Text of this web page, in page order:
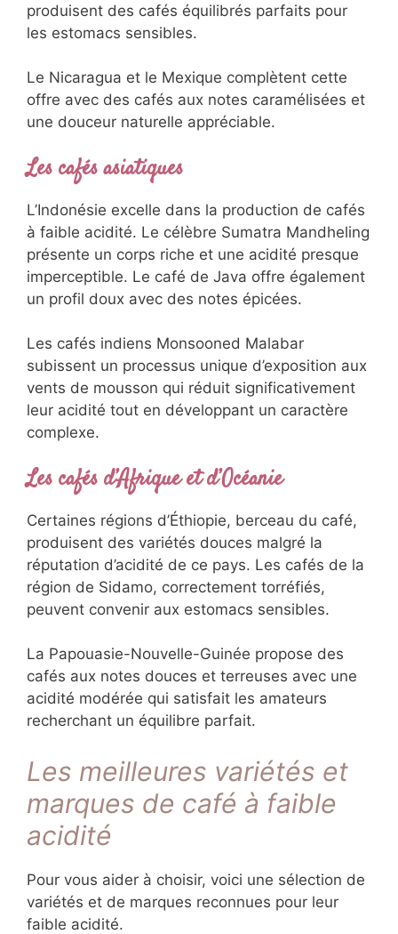
produisent des cafés équilibrés parfaits pour
les estomacs sensibles.
Le Nicaragua et le Mexique complètent cette
offre avec des cafés aux notes caramélisées et
une douceur naturelle appréciable.
Les cafés asiatiques
L’Indonésie excelle dans la production de cafés
à faible acidité. Le célèbre Sumatra Mandheling
présente un corps riche et une acidité presque
imperceptible. Le café de Java offre également
un profil doux avec des notes épicées.
Les cafés indiens Monsooned Malabar
subissent un processus unique d’exposition aux
vents de mousson qui réduit significativement
leur acidité tout en développant un caractère
complexe.
Les cafés d’Afrique et d’Océanie
Certaines régions d’Éthiopie, berceau du café,
produisent des variétés douces malgré la
réputation d’acidité de ce pays. Les cafés de la
région de Sidamo, correctement torréfiés,
peuvent convenir aux estomacs sensibles.
La Papouasie-Nouvelle-Guinée propose des
cafés aux notes douces et terreuses avec une
acidité modérée qui satisfait les amateurs
recherchant un équilibre parfait.
Les meilleures variétés et
marques de café à faible
acidité
Pour vous aider à choisir, voici une sélection de
variétés et de marques reconnues pour leur
faible acidité.